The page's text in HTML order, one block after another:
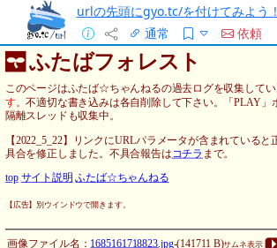
urlの先頭にgyo.tc/を付けてみよう！
通常
依頼